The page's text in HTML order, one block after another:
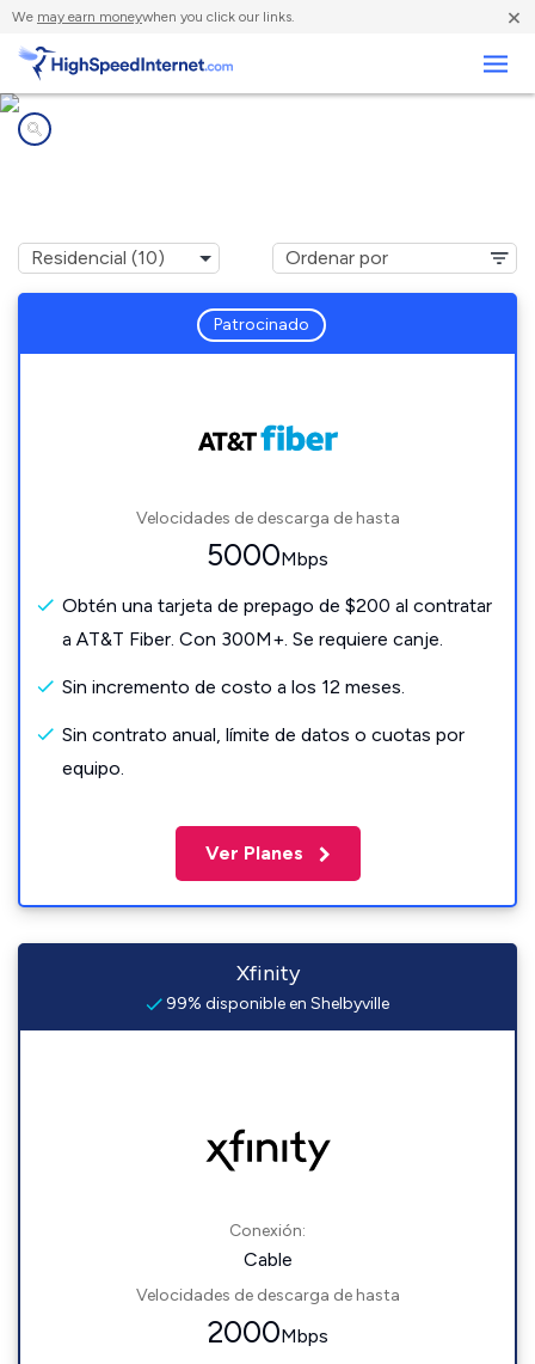
We may earn moneywhen you click our links. ×
Patrocinado
Velocidades de descarga de hasta
5000Mbps
Obtén una tarjeta de prepago de $200 al contratar
a AT&T Fiber. Con 300M+. Se requiere canje.
Sin incremento de costo a los 12 meses.
Sin contrato anual, límite de datos o cuotas por
equipo.
Ver Planes
Xfinity
99% disponible en Shelbyville
Conexión:
Cable
Velocidades de descarga de hasta
2000Mbps